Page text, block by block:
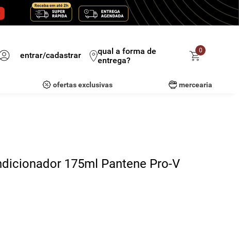
entrar/cadastrar
qual a forma de
entrega?
0
ofertas exclusivas mercearia
175ml Pantene Pro-V